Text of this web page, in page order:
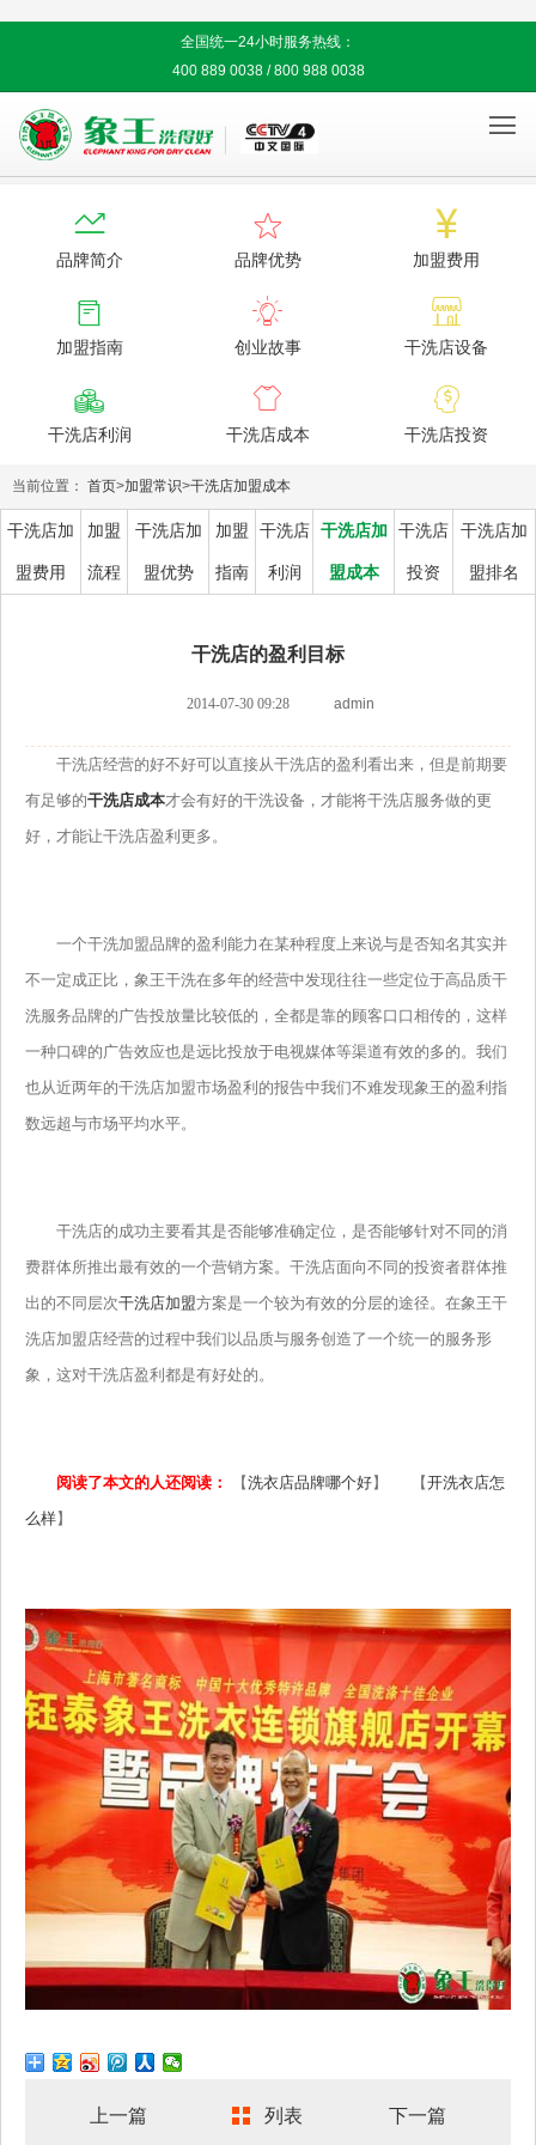
全国统一24小时服务热线：
400 889 0038 / 800 988 0038


品牌简介

品牌优势

加盟费用

加盟指南

创业故事

干洗店设备

干洗店利润

干洗店成本

干洗店投资
当前位置： 首页>加盟常识>干洗店加盟成本
干洗店加
盟费用
加盟
流程
干洗店加
盟优势
加盟
指南
干洗店
利润
干洗店加
盟成本
干洗店
投资
干洗店加
盟排名
干洗店的盈利目标
2014-07-30 09:28 admin
干洗店经营的好不好可以直接从干洗店的盈利看出来，但是前期要
有足够的干洗店成本才会有好的干洗设备，才能将干洗店服务做的更
好，才能让干洗店盈利更多。
一个干洗加盟品牌的盈利能力在某种程度上来说与是否知名其实并
不一定成正比，象王干洗在多年的经营中发现往往一些定位于高品质干
洗服务品牌的广告投放量比较低的，全都是靠的顾客口口相传的，这样
一种口碑的广告效应也是远比投放于电视媒体等渠道有效的多的。我们
也从近两年的干洗店加盟市场盈利的报告中我们不难发现象王的盈利指
数远超与市场平均水平。
干洗店的成功主要看其是否能够准确定位，是否能够针对不同的消
费群体所推出最有效的一个营销方案。干洗店面向不同的投资者群体推
出的不同层次干洗店加盟方案是一个较为有效的分层的途径。在象王干
洗店加盟店经营的过程中我们以品质与服务创造了一个统一的服务形
象，这对干洗店盈利都是有好处的。
阅读了本文的人还阅读： 【洗衣店品牌哪个好】 【开洗衣店怎
么样】
上一篇 列表 下一篇